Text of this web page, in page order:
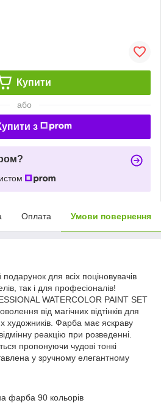
Купити
або
з
Оплата Умови повернення
для всіх поціновувачів
так і для професіоналів!
WATERCOLOR PAINT SET
від магічних відтінків для
художників. Фарба має яскраву
реакцію при розведенні.
пропонуючи чудові тонкі
​​у зручному елегантному
фарба 90 кольорів